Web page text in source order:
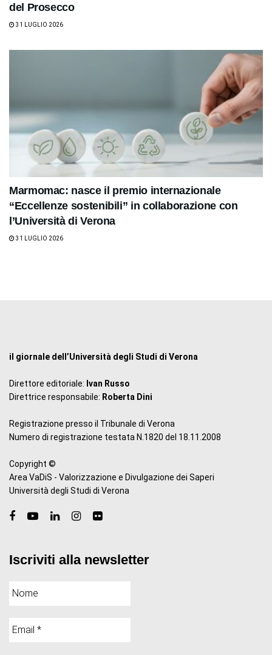
del Prosecco
31 LUGLIO 2026
Marmomac: nasce il premio internazionale
“Eccellenze sostenibili” in collaborazione con
l’Università di Verona
31 LUGLIO 2026
il giornale dell’Università degli Studi di Verona
Direttore editoriale: Ivan Russo
Direttrice responsabile: Roberta Dini
Registrazione presso il Tribunale di Verona
Numero di registrazione testata N.1820 del 18.11.2008
Copyright ©
Area VaDiS - Valorizzazione e Divulgazione dei Saperi
Università degli Studi di Verona
Iscriviti alla newsletter